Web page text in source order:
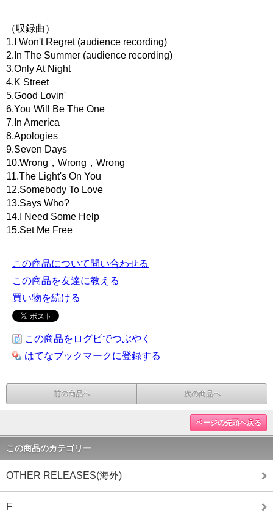
（収録曲）
1.I Won't Regret (audience recording)
2.In The Summer (audience recording)
3.Only At Night
4.K Street
5.Good Lovin'
6.You Will Be The One
7.In America
8.Apologies
9.Seven Days
10.Wrong，Wrong，Wrong
11.The Light's On You
12.Somebody To Love
13.Says Who?
14.I Need Some Help
15.Set Me Free
この商品について問い合わせる
この商品を友達に教える
買い物を続ける
この商品をログピでつぶやく
はてなブックマークに登録する
前の商品へ 次の商品へ
ページの先頭へ戻る
この商品のカテゴリー
OTHER RELEASES(海外)
F